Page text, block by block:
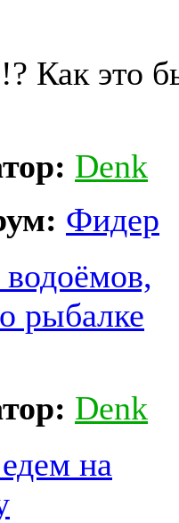
Как это
Denk
Фидер
рыбалке
Denk
на